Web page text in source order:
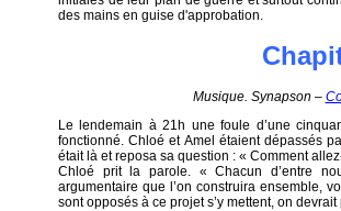
des mains en guise d'approbation.
Musique. Synapson –
Le lendemain à 21h une foule d’une
fonctionné. Chloé et Amel étaient dépassés
était là et reposa sa question : « Comment
Chloé prit la parole. « Chacun d’entre
argumentaire que l’on construira ensemble,
sont opposés à ce projet s’y mettent, on